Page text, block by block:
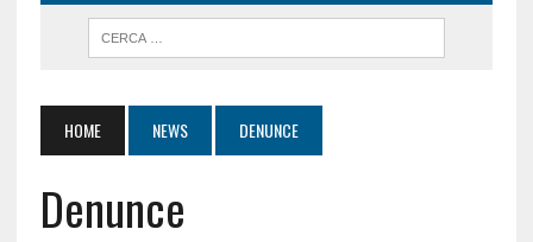
HOME NEWS DENUNCE
Denunce